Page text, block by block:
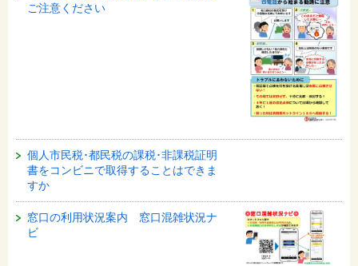
ご注意ください
個人市民税･都民税の課税･非課税証明
書をコンビニで取得することはできま
すか
窓口の利用状況案内 窓口混雑状況ナ
ビ